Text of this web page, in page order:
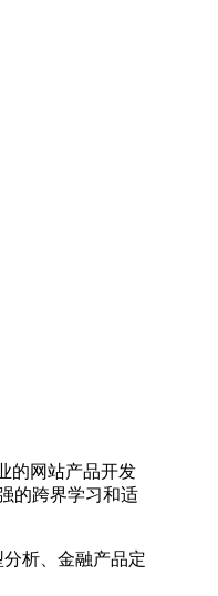
的网站产品开发
的跨界学习和适
析、金融产品定